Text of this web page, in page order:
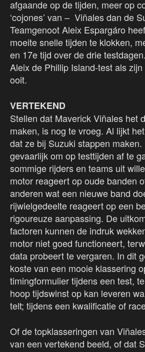
afgaande op de tijden, meer op
‘cojones’ van – Viñales dan de
Teamgenoot Aleix Espargáro
moeite snelle tijden te klokken,
en 17e tijd over de drie
Aleix de Phillip Island-test als
ooit.
VERTEKEND
Stellen dat Maverick Viñales het
maken, is nog te vroeg. Al lijkt
dat ze bij Suzuki stappen
gevaarlijk om op testtijden af te
sommige rijders en teams uit
motor reageert op oude banden
anderen wat een nieuwe band
rijwielgedeelte reageert op een
rigoureuze aanpassing. De
factoren kunnen de indruk
motor niet goed functioneert,
data probeert te vergaren. In dit
koste van een mooie klassering
timingformulier tijdens een test,
hoop tijdswinst op kan leveren
telt; tijdens een kwalificatie of
Of de topklasseringen van
van een vertekend beeld, of dat